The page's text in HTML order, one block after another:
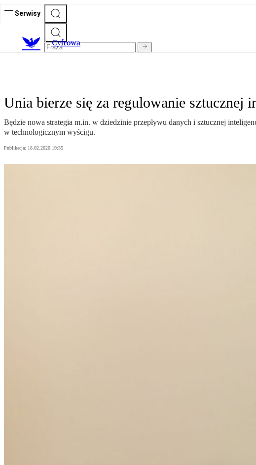
Serwisy
Cyfrowa
Unia bierze się za regulowanie sztucznej
Będzie nowa strategia m.in. w dziedzinie przepływu danych i sztucznej
w technologicznym wyścigu.
Publikacja: 18.02.2020 19:35